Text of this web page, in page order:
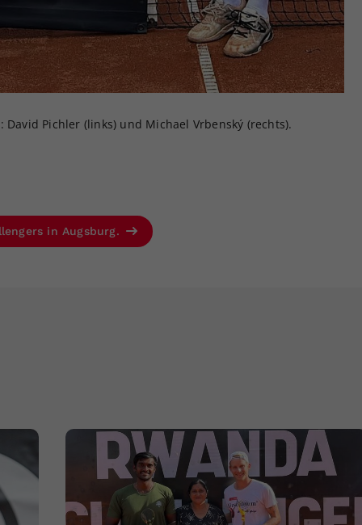
Pichler (links) und Michael Vrbenský (rechts).
in Augsburg.